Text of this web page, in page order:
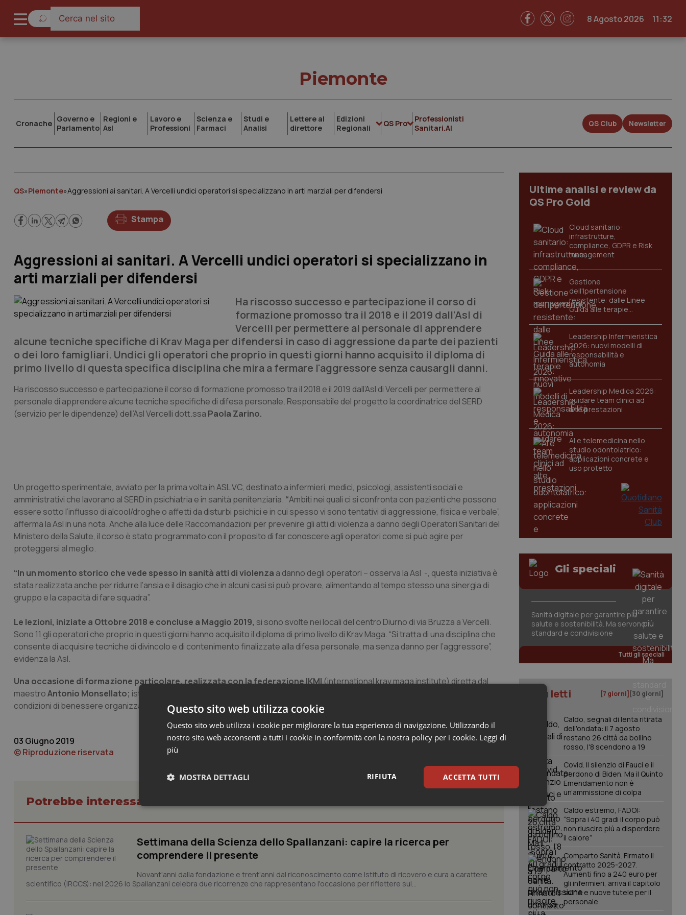
8 Agosto 2026 11:32
Piemonte
Cronache Governo e
Parlamento
Regioni e
Asl
Lavoro e
Professioni
Scienza e
Farmaci
Studi e
Analisi
Lettere al
direttore
Edizioni
Regionali
QS Pro
Professionisti
Sanitari.AI
QS Club Newsletter
QS»Piemonte»Aggressioni ai sanitari. A Vercelli undici operatori si specializzano in arti marziali per difendersi
Stampa
Aggressioni ai sanitari. A Vercelli undici operatori si specializzano in
arti marziali per difendersi
Ha riscosso successo e partecipazione il corso di
formazione promosso tra il 2018 e il 2019 dall’Asl di
Vercelli per permettere al personale di apprendere
alcune tecniche specifiche di Krav Maga per difendersi in caso di aggressione da parte dei pazienti
o dei loro famigliari. Undici gli operatori che proprio in questi giorni hanno acquisito il diploma di
primo livello di questa specifica disciplina che mira a fermare l'aggressore senza causargli danni.
Ha riscosso successo e partecipazione il corso di formazione promosso tra il 2018 e il 2019 dall’Asl di Vercelli per permettere al
personale di apprendere alcune tecniche specifiche di difesa personale. Responsabile del progetto la coordinatrice del SERD
(servizio per le dipendenze) dell’Asl Vercelli dott.ssa Paola Zarino.
Un progetto sperimentale, avviato per la prima volta in ASL VC, destinato a infermieri, medici, psicologi, assistenti sociali e
amministrativi che lavorano al SERD in psichiatria e in sanità penitenziaria. “Ambiti nei quali ci si confronta con pazienti che possono
essere sotto l’influsso di alcool/droghe o affetti da disturbi psichici e in cui spesso vi sono tentativi di aggressione, fisica e verbale”,
afferma la Asl in una nota. Anche alla luce delle Raccomandazioni per prevenire gli atti di violenza a danno degli Operatori Sanitari del
Ministero della Salute, il corso è stato programmato con il proposito di far conoscere agli operatori come si può agire per
proteggersi al meglio.
“In un momento storico che vede spesso in sanità atti di violenza a danno degli operatori – osserva la Asl -, questa iniziativa è
stata realizzata anche per ridurre l’ansia e il disagio che in alcuni casi si può provare, alimentando al tempo stesso una sinergia di
gruppo e la capacità di fare squadra”.
Le lezioni, iniziate a Ottobre 2018 e concluse a Maggio 2019, si sono svolte nei locali del centro Diurno di via Bruzza a Vercelli.
Sono 11 gli operatori che proprio in questi giorni hanno acquisito il diploma di primo livello di Krav Maga. “Si tratta di una disciplina che
consente di acquisire tecniche di divincolo e di contenimento finalizzate alla difesa personale, ma senza danno per l’aggressore”,
evidenza la Asl.
Una occasione di formazione particolare, realizzata con la federazione IKMI(international krav maga institute) diretta dal
maestroAntonio Monsellato; istruttore per Vercelli è stato
condizioni di benessere organizzativo sui luoghi di lavoro.
03 Giugno 2019
© Riproduzione riservata
Potrebbe interessarti in Piemonte
Settimana della Scienza dello Spallanzani: capire la ricerca per
comprendere il presente
Novant'anni dalla fondazione e trent'anni dal riconoscimento come Istituto di ricovero e cura a carattere
scientifico (IRCCS): nel 2026 lo Spallanzani celebra due ricorrenze che rappresentano l'occasione per riflettere sul...
Ultime analisi e review da
QS Pro Gold
Cloud sanitario:
infrastrutture,
compliance, GDPR e Risk
management
Gestione
dell'Ipertensione
resistente: dalle Linee
Guida alle terapie
innovative
Leadership Infermieristica
2026: nuovi modelli di
responsabilità e
autonomia
Leadership Medica 2026:
guidare team clinici ad
alte prestazioni
AI e telemedicina nello
studio odontoiatrico:
applicazioni concrete e
uso protetto
Gli speciali
Sanità digitale per garantire più
salute e sostenibilità. Ma servono
standard e condivisione
Tutti gli speciali
I più letti [7 giorni] [30 giorni]
Caldo, segnali di lenta ritirata
dell'ondata: il 7 agosto
restano 26 città da bollino
rosso, l'8 scendono a 19
Covid. Il silenzio di Fauci e il
perdono di Biden. Ma il Quinto
Emendamento non è
un’ammissione di colpa
Caldo estremo, FADOI:
“Sopra i 40 gradi il corpo può
non riuscire più a disperdere
il calore”
Comparto Sanità. Firmato il
contratto 2025-2027.
Aumenti fino a 240 euro per
gli infermieri, arriva il capitolo
sull'IA e nuove tutele per il
personale
Questo sito web utilizza cookie
Questo sito web utilizza i cookie per migliorare la tua esperienza di navigazione. Utilizzando il
nostro sito web acconsenti a tutti i cookie in conformità con la nostra policy per i cookie. Leggi di
più
ACCETTA TUTTI
RIFIUTA
MOSTRA DETTAGLI
Necessari Statistici Marketing
Necessari Statistici Marketing